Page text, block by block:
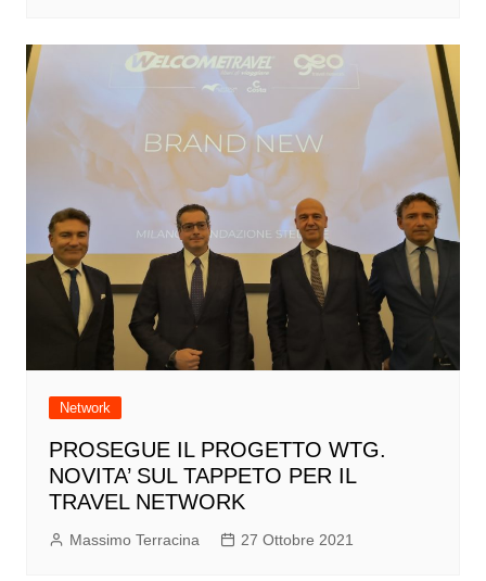
Network
PROSEGUE IL PROGETTO WTG.
NOVITA’ SUL TAPPETO PER IL
TRAVEL NETWORK
Massimo Terracina 27 Ottobre 2021